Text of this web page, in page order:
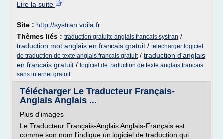
Lire la suite
Site : http://systran.voila.fr
Thèmes liés : traduction gratuite anglais francais systran /
traduction mot anglais en francais gratuit / telecharger logiciel
de traduction de texte anglais francais gratuit/ traduction d'anglais
en francais gratuit / logiciel de traduction de texte anglais francais
sans internet gratuit
Télécharger Le Traducteur Français-
Anglais Anglais ...
Plus d'images
Le Traducteur Français-Anglais Anglais-Français est
comme son nom l'indique un logiciel de traduction qui